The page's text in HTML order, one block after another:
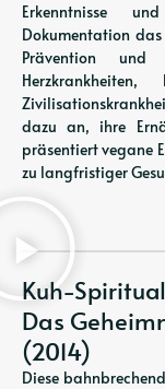
Erkenntnisse
Dokumentation
Prävention und
dazu an, ihre
präsentiert vegane
zu langfristiger
Kuh-
Das
(2014)
Diese